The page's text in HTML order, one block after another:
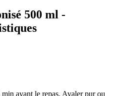
500 ml -
avant le repas. Avaler pur ou